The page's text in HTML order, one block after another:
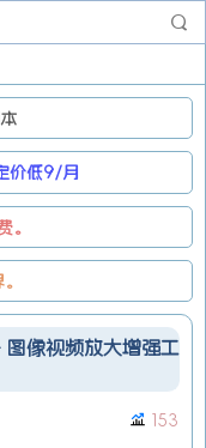
价低9/月
。
像视频放大增强工
153